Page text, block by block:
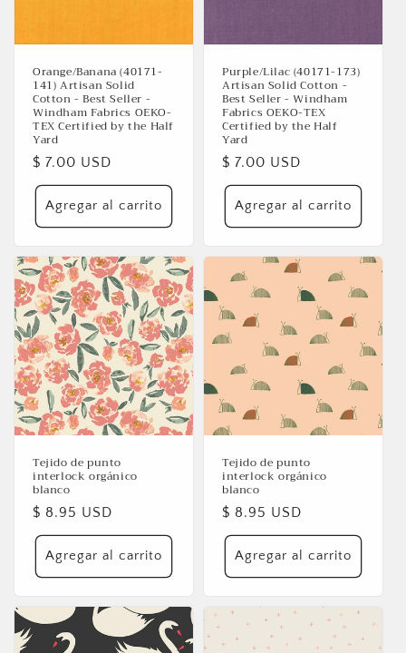
Orange/Banana (40171-
141) Artisan Solid
Cotton - Best Seller -
Windham Fabrics OEKO-
TEX Certified by the Half
Yard
Precio
habitual
$ 7.00 USD
Agregar al carrito
Purple/Lilac (40171-173)
Artisan Solid Cotton -
Best Seller - Windham
Fabrics OEKO-TEX
Certified by the Half
Yard
Precio
habitual
$ 7.00 USD
Agregar al carrito
Tejido de punto
interlock orgánico
blanco
Precio
habitual
$ 8.95 USD
Agregar al carrito
Tejido de punto
interlock orgánico
blanco
Precio
habitual
$ 8.95 USD
Agregar al carrito
Se requiere iniciar sesión